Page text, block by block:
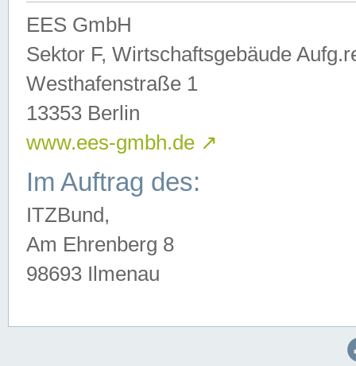
EES GmbH
Sektor F, Wirtschaftsgebäude
Westhafenstraße 1
13353 Berlin
www.ees-gmbh.de ↗
Im Auftrag des:
ITZBund,
Am Ehrenberg 8
98693 Ilmenau